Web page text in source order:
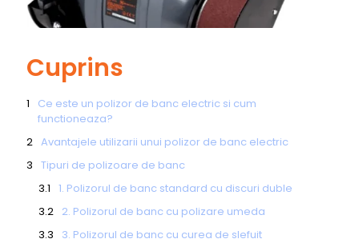
Cuprins
Ce este un polizor de banc electric si cum
functioneaza?
Avantajele utilizarii unui polizor de banc electric
Tipuri de polizoare de banc
1. Polizorul de banc standard cu discuri duble
2. Polizorul de banc cu polizare umeda
3. Polizorul de banc cu curea de slefuit